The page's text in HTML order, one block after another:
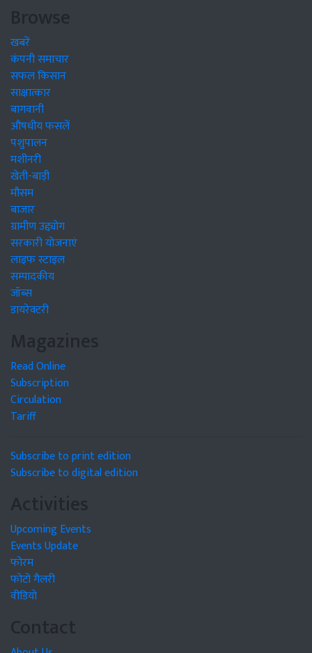
Browse
खबरें
कंपनी समाचार
सफल किसान
साक्षात्कार
बागवानी
औषधीय फसलें
पशुपालन
मशीनरी
खेती-बाड़ी
मौसम
बाजार
ग्रामीण उद्द्योग
सरकारी योजनाएं
लाइफ स्टाइल
सम्पादकीय
जॉब्स
डायरेक्टरी
Magazines
Read Online
Subscription
Circulation
Tariff
Subscribe to print edition
Subscribe to digital edition
Activities
Upcoming Events
Events Update
फोरम
फोटो गैलरी
वीडियो
Contact